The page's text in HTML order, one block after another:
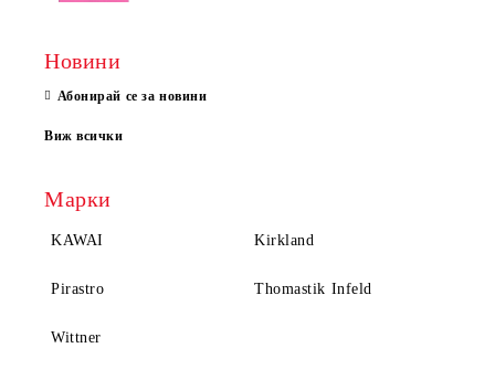
Новини
Абонирай се за новини
Виж всички
Марки
KAWAI Kirkland
Pirastro Thomastik Infeld
Wittner